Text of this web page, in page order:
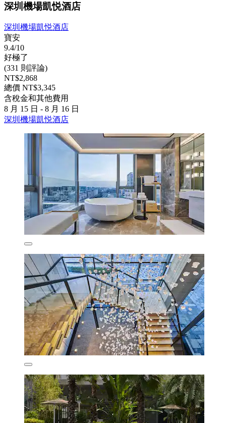
深圳機場凱悦酒店
深圳機場凱悦酒店
寶安
9.4/10
好極了
(331 則評論)
NT$2,868
總價 NT$3,345
含稅金和其他費用
8 月 15 日 - 8 月 16 日
深圳機場凱悦酒店